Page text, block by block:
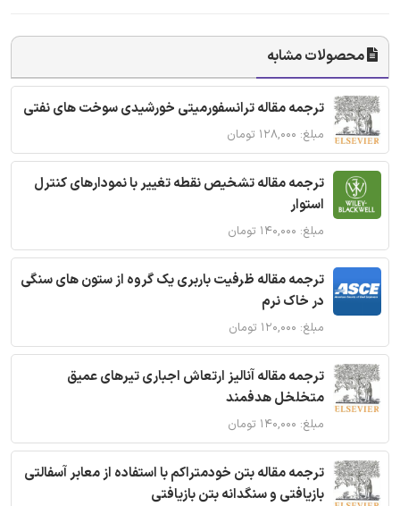
محصولات مشابه
ترجمه مقاله ترانسفورمیتی خورشیدی سوخت های نفتی
مبلغ: ۱۲۸,۰۰۰ تومان
ترجمه مقاله تشخیص نقطه تغییر با نمودارهای کنترل
استوار
مبلغ: ۱۴۰,۰۰۰ تومان
ترجمه مقاله ظرفیت باربری یک گروه از ستون های سنگی
در خاک نرم
مبلغ: ۱۲۰,۰۰۰ تومان
ترجمه مقاله آنالیز ارتعاش اجباری تیرهای عمیق
متخلخل هدفمند
مبلغ: ۱۴۰,۰۰۰ تومان
ترجمه مقاله بتن خودمتراکم با استفاده از معابر آسفالتی
بازیافتی و سنگدانه بتن بازیافتی